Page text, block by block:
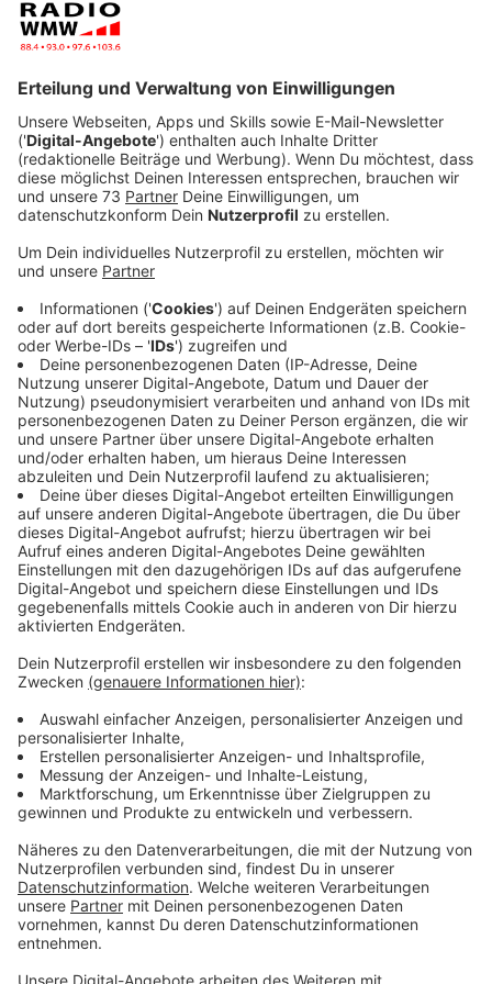
Geburtenstationen immer mehr gebündelt und
verschwinden aus der Fläche.
Anzeige
Ludger Hellmann bittet um Vertrauen
Anzeige
Auch hier bei uns wird es in Zukunft eine
Geburtenstation weniger geben. Denn nach Ahaus und
Stadtlohn will das Klinikum Westmünsterland jetzt
auch die Geburtenstationen Borken und Bocholt
zusammenlegen. Mitte 2022 - also in rund 2,5 Jahren
soll es soweit sein. Die Borkener Station wird
aufgelöst und nach Bocholt verlegt, sagt der Sprecher
der Geschäftsführerung Ludger Hellmann. Und er kann
jeden verstehen, der das nicht gut findet. Aber es
muss sein, damit auch künftig genug Hebammen und
junge Ärzte geworben werden können, sagt Hellmann
und verspricht, dass niemand wegen der Versorgung
und Bocholt bis zu 20 Minuten Fahrtzeit liegen.
"Das ist natürlich subjektiv gefühlt eine längere
Strecke. Aber es ist objektiv betrachtet kein
zusätzliches Sicherheitsrisiko. Die
Landeskrankenhausplanung geht im Moment
davon aus, dass es eine gute flächendeckende
Versorgung gibt, wenn jede Schwangere 40
Minuten Fahrzeit maximal hat."